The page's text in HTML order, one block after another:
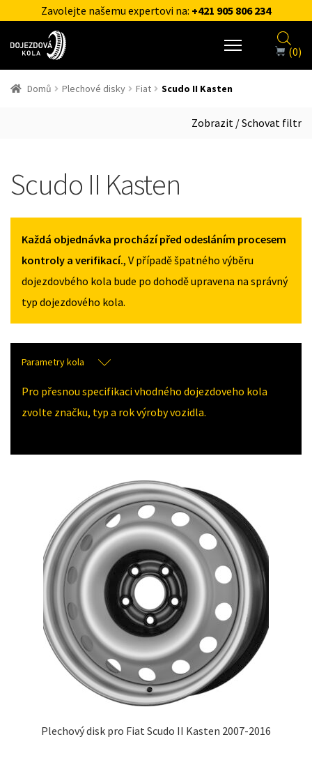
Zavolejte našemu expertovi na: +421 905 806 234
(0)
Domů Plechové disky Fiat Scudo II Kasten
Zobrazit / Schovat filtr
Scudo II Kasten
Každá objednávka prochází před odesláním procesem
kontroly a verifikací., V případě špatného výběru
dojezdovbého kola bude po dohodě upravena na správný
typ dojezdového kola.
Parametry kola
Pro přesnou specifikaci vhodného dojezdoveho kola
zvolte značku, typ a rok výroby vozidla.
Plechový disk pro Fiat Scudo II Kasten 2007-2016